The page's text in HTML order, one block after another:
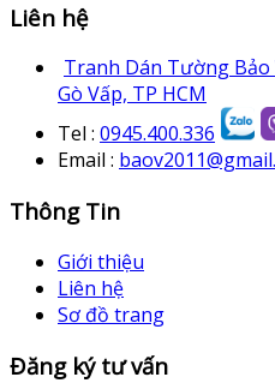
Liên hệ
Tranh Dán Tường Bảo
Gò Vấp, TP HCM
Tel : 0945.400.336
Email :
Thông Tin
Giới thiệu
Liên hệ
Sơ đồ trang
Đăng ký tư vấn